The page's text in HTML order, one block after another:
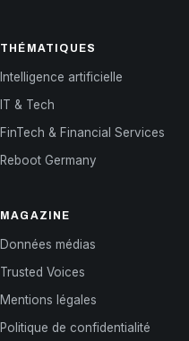
THÉMATIQUES
Intelligence artificielle
IT & Tech
FinTech & Financial Services
Reboot Germany
MAGAZINE
Données médias
Trusted Voices
Mentions légales
Politique de confidentialité